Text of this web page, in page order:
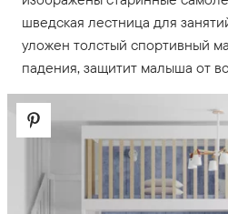
шведская лестница для
уложен толстый спортивный
падения, защитит малыша от